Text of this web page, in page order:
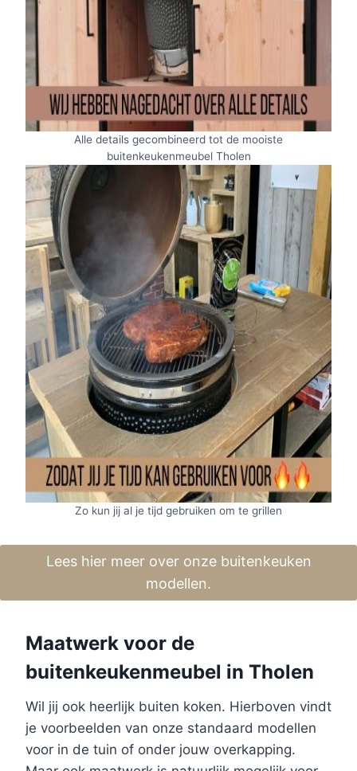
Alle details gecombineerd tot de mooiste
buitenkeukenmeubel Tholen
Zo kun jij al je tijd gebruiken om te grillen
Lees hier meer over onze buitenkeuken
modellen.
Maatwerk voor de
buitenkeukenmeubel in Tholen
Wil jij ook heerlijk buiten koken. Hierboven vindt
je voorbeelden van onze standaard modellen
voor in de tuin of onder jouw overkapping.